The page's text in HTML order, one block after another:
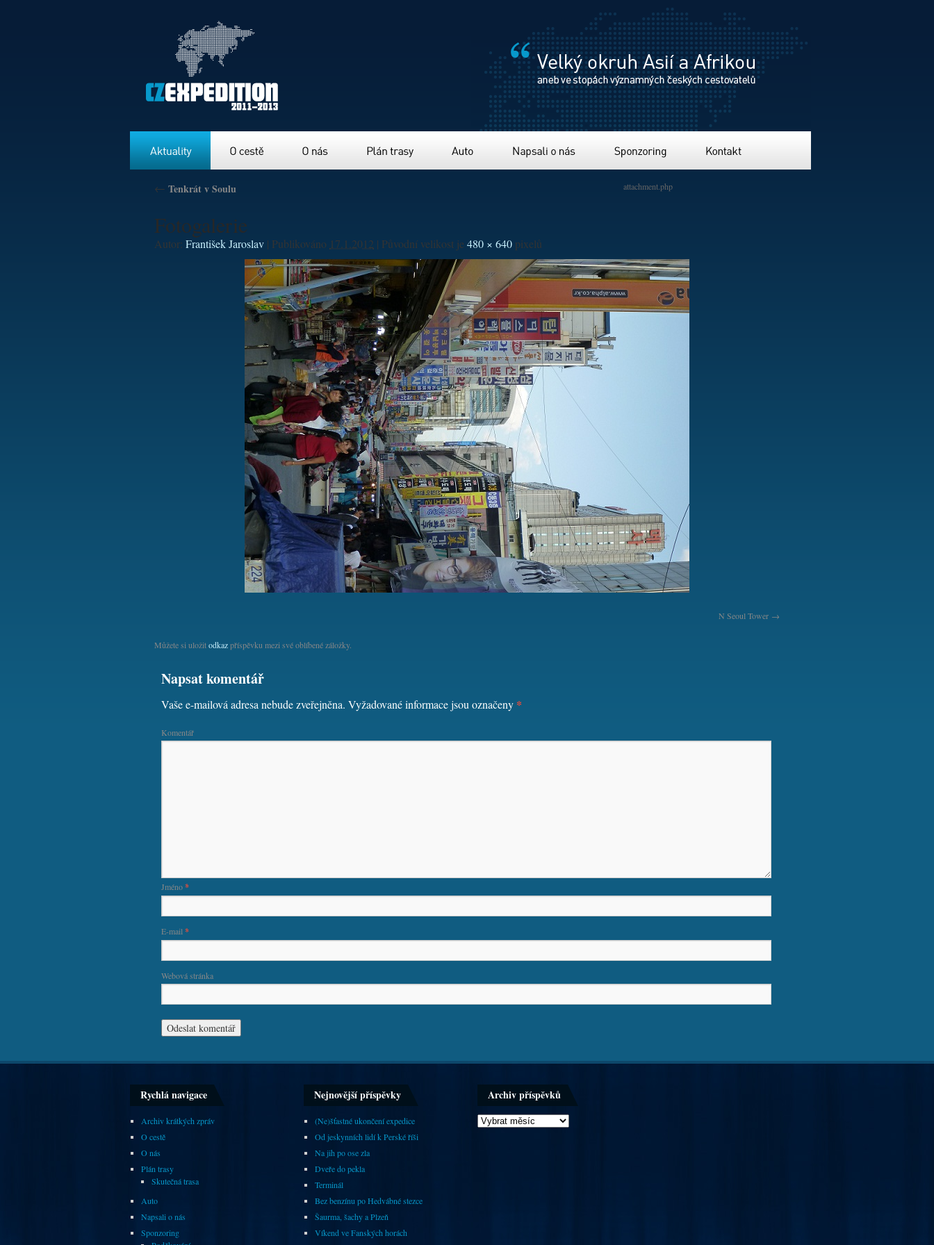
attachment.php
← Tenkrát v Soulu
Fotogalerie
Autor: František Jaroslav | Publikováno 17.1.2012 | Původní velikost je 480 × 640 pixelů
N Seoul Tower
Můžete si uložitodkazpříspěvku mezi své oblíbené záložky.
Napsat komentář
Vaše e-mailová adresa nebude zveřejněna. Vyžadované informace jsou označeny *
Komentář
Jméno*
E-mail *
Webová stránka
Rychlá navigace
Archiv krátkých zpráv
O cestě
O nás
Plán trasy
Skutečná trasa
Auto
Napsali o nás
Sponzoring
Nejnovější příspěvky
(Ne)šťastné ukončení expedice
Od jeskynních lidí k Perské říši
Na jih po ose zla
Dveře do pekla
Terminál
Bez benzínu po Hedvábné stezce
Šaurma, šachy a Plzeň
Víkend ve Fanských horách
Archiv příspěvků